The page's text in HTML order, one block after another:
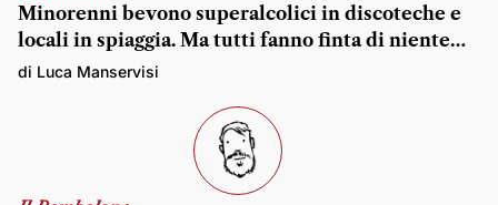
Minorenni bevono superalcolici in discoteche e
locali in spiaggia. Ma tutti fanno finta di niente…
di Luca Manservisi